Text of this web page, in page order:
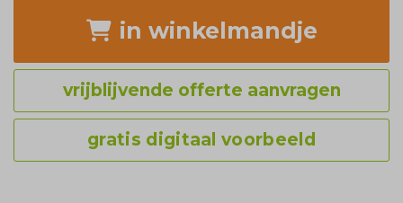
in winkelmandje
vrijblijvende offerte aanvragen
gratis digitaal voorbeeld